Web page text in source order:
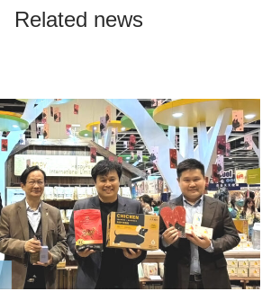
Related news